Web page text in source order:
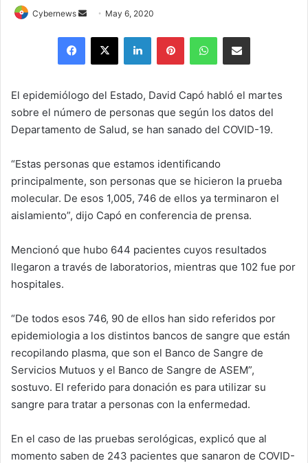
Cybernews
Send
email
May 6, 2020
Facebook
X LinkedInPinterestWhatsAppShare via Email
El epidemiólogo del Estado, David Capó habló el martes
sobre el número de personas que según los datos del
Departamento de Salud, se han sanado del COVID-19.
“Estas personas que estamos identificando
principalmente, son personas que se hicieron la prueba
molecular. De esos 1,005, 746 de ellos ya terminaron el
aislamiento”, dijo Capó en conferencia de prensa.
Mencionó que hubo 644 pacientes cuyos resultados
llegaron a través de laboratorios, mientras que 102 fue por
hospitales.
“De todos esos 746, 90 de ellos han sido referidos por
epidemiologia a los distintos bancos de sangre que están
recopilando plasma, que son el Banco de Sangre de
Servicios Mutuos y el Banco de Sangre de ASEM”,
sostuvo. El referido para donación es para utilizar su
sangre para tratar a personas con la enfermedad.
En el caso de las pruebas serológicas, explicó que al
momento saben de 243 pacientes que sanaron de COVID-